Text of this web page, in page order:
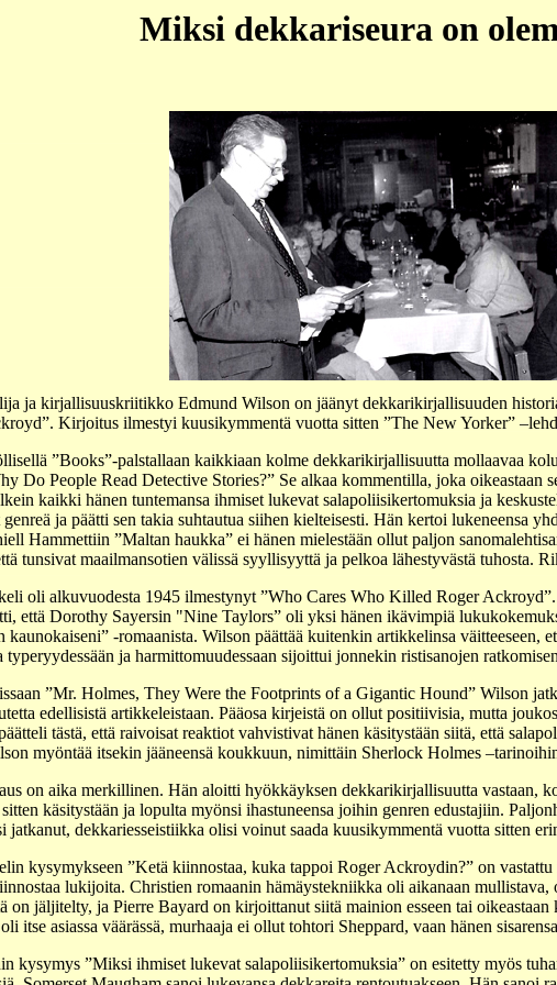
Miksi dekkariseura on
ja kirjallisuuskriitikko Edmund Wilson on jäänyt dekkarikirjallisuuden
Kirjoitus ilmestyi kuusikymmentä vuotta sitten ”The New Yorker”
”Books”-palstallaan kaikkiaan kolme dekkarikirjallisuutta mollaavaa
Do People Read Detective Stories?” Se alkaa kommentilla, joka oikeastaan
kaikki hänen tuntemansa ihmiset lukevat salapoliisikertomuksia ja
ja päätti sen takia suhtautua siihen kielteisesti. Hän kertoi lukeneensa
Hammettiin ”Maltan haukka” ei hänen mielestään ollut paljon
tunsivat maailmansotien välissä syyllisyyttä ja pelkoa lähestyvästä tuhosta.
oli alkuvuodesta 1945 ilmestynyt ”Who Cares Who Killed Roger
että Dorothy Sayersin "Nine Taylors” oli yksi hänen ikävimpiä
-romaanista. Wilson päättää kuitenkin artikkelinsa väitteeseen,
typeryydessään ja harmittomuudessaan sijoittui jonnekin ristisanojen
”Mr. Holmes, They Were the Footprints of a Gigantic Hound” Wilson
edellisistä artikkeleistaan. Pääosa kirjeistä on ollut positiivisia, mutta
tästä, että raivoisat reaktiot vahvistivat hänen käsitystään siitä, että
myöntää itsekin jääneensä koukkuun, nimittäin Sherlock Holmes
on aika merkillinen. Hän aloitti hyökkäyksen dekkarikirjallisuutta vastaan,
käsitystään ja lopulta myönsi ihastuneensa joihin genren edustajiin.
jatkanut, dekkariesseistiikka olisi voinut saada kuusikymmentä vuotta sitten
kysymykseen ”Ketä kiinnostaa, kuka tappoi Roger Ackroydin?” on
lukijoita. Christien romaanin hämäystekniikka oli aikanaan
on jäljitelty, ja Pierre Bayard on kirjoittanut siitä mainion esseen tai
itse asiassa väärässä, murhaaja ei ollut tohtori Sheppard, vaan hänen
kysymys ”Miksi ihmiset lukevat salapoliisikertomuksia” on esitetty myös